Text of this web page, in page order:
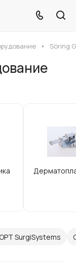
Söring
OPT SurgiSystems